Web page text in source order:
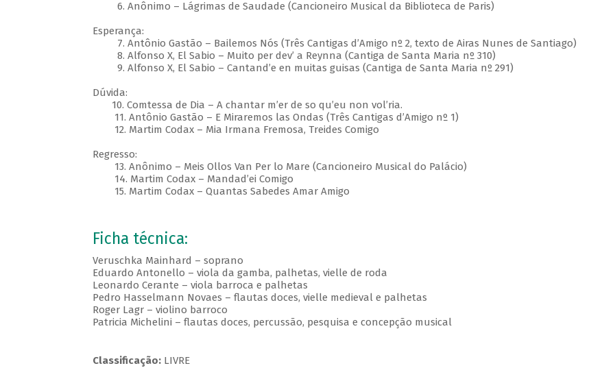
6. Anônimo – Lágrimas de Saudade (Cancioneiro Musical da Biblioteca de Paris)
Esperança:
7. Antônio Gastão – Bailemos Nós (Três Cantigas d’Amigo nº 2, texto de Airas Nunes de Santiago)
8. Alfonso X, El Sabio – Muito per dev’ a Reynna (Cantiga de Santa Maria nº 310)
9. Alfonso X, El Sabio – Cantand’e en muitas guisas (Cantiga de Santa Maria nº 291)
Dúvida:
10. Comtessa de Dia – A chantar m’er de so qu’eu non vol’ria.
11. Antônio Gastão – E Miraremos las Ondas (Três Cantigas d’Amigo nº 1)
12. Martim Codax – Mia Irmana Fremosa, Treides Comigo
Regresso:
13. Anônimo – Meis Ollos Van Per lo Mare (Cancioneiro Musical do Palácio)
14. Martim Codax – Mandad’ei Comigo
15. Martim Codax – Quantas Sabedes Amar Amigo
Ficha técnica:
Veruschka Mainhard – soprano
Eduardo Antonello – viola da gamba, palhetas, vielle de roda
Leonardo Cerante – viola barroca e palhetas
Pedro Hasselmann Novaes – flautas doces, vielle medieval e palhetas
Roger Lagr – violino barroco
Patricia Michelini – flautas doces, percussão, pesquisa e concepção musical
Classificação:LIVRE